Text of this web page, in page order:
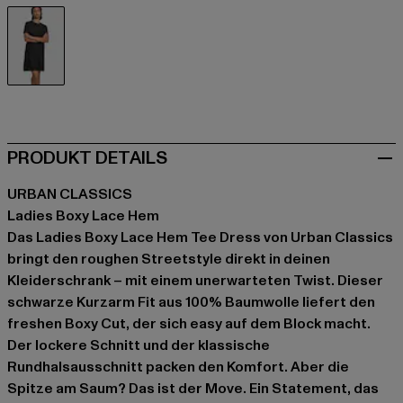
PRODUKT DETAILS
URBAN CLASSICS
Ladies Boxy Lace Hem
Das Ladies Boxy Lace Hem Tee Dress von Urban Classics
bringt den roughen Streetstyle direkt in deinen
Kleiderschrank – mit einem unerwarteten Twist. Dieser
schwarze Kurzarm Fit aus 100% Baumwolle liefert den
freshen Boxy Cut, der sich easy auf dem Block macht.
Der lockere Schnitt und der klassische
Rundhalsausschnitt packen den Komfort. Aber die
Spitze am Saum? Das ist der Move. Ein Statement, das